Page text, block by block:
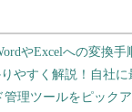
やExcelへの変換
やすく解説！自社
理ツールをピック